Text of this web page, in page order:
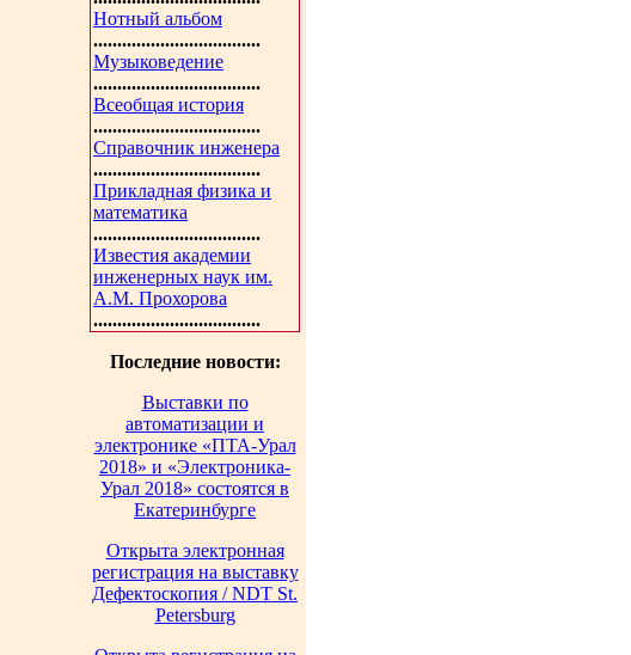
Нотный альбом
...................................
Музыковедение
...................................
Всеобщая история
...................................
Справочник инженера
...................................
Прикладная физика и
математика
...................................
Известия академии
инженерных наук им.
А.М. Прохорова
...................................
Последние новости:
Выставки по
автоматизации и
электронике «ПТА-Урал
2018» и «Электроника-
Урал 2018» состоятся в
Екатеринбурге
Открыта электронная
регистрация на выставку
Дефектоскопия / NDT St.
Petersburg